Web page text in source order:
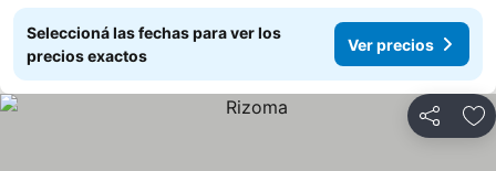
Seleccioná las fechas para ver los
precios exactos
Ver precios
Compartir